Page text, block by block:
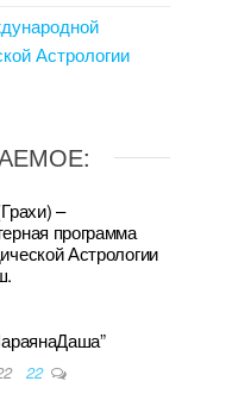
Астрологии
–
программа
Астрологии
22